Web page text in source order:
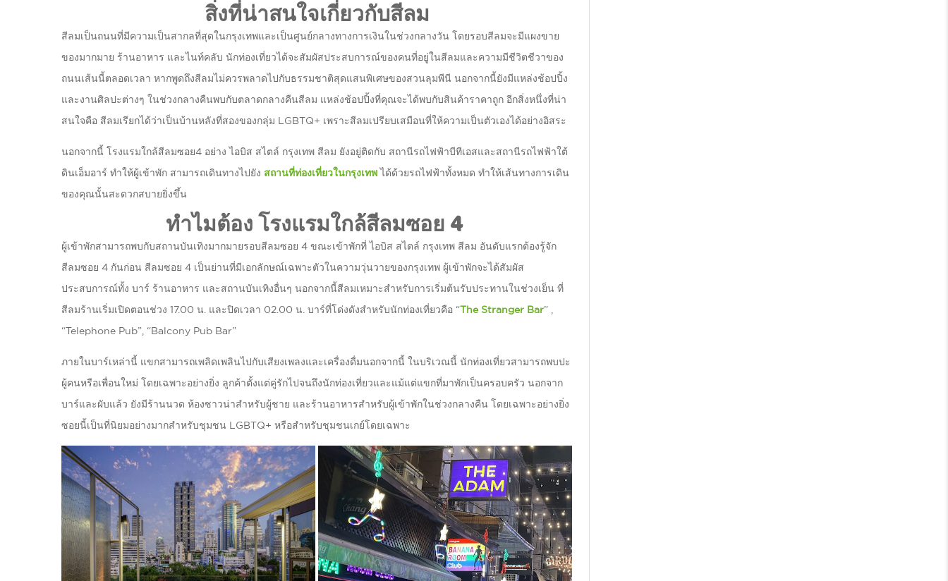
สิ่งที่น่าสนใจเกี่ยวกับสีลม
สีลมเป็นถนนที่มีความเป็นสากลที่สุดในกรุงเทพและเป็นศูนย์กลางทางการเงินในช่วงกลางวัน โดยรอบสีลมจะมีแผงขาย
ของมากมาย ร้านอาหาร และไนท์คลับ นักท่องเที่ยวได้จะสัมผัสประสบการณ์ของคนที่อยู่ในสีลมและความมีชีวิตชีวาของ
ถนนเส้นนี้ตลอดเวลา หากพูดถึงสีลมไม่ควรพลาดไปกับธรรมชาติสุดแสนพิเศษของสวนลุมพีนี นอกจากนี้ยังมีแหล่งช้อปปิ้ง
และงานศิลปะต่างๆ ในช่วงกลางคืนพบกับตลาดกลางคืนสีลม แหล่งช้อปปิ้งที่คุณจะได้พบกับสินค้าราคาถูก อีกสิ่งหนึ่งที่น่า
สนใจคือ สีลมเรียกได้ว่าเป็นบ้านหลังที่สองของกลุ่ม LGBTQ+ เพราะสีลมเปรียบเสมือนที่ให้ความเป็นตัวเองได้อย่างอิสระ
นอกจากนี้ โรงแรมใกล้สีลมซอย4 อย่าง ไอบิส สไตล์ กรุงเทพ สีลม ยังอยู่ติดกับ สถานีรถไฟฟ้าบีทีเอสและสถานีรถไฟฟ้าใต้
ดินเอ็มอาร์ ทำให้ผู้เข้าพัก สามารถเดินทางไปยัง สถานที่ท่องเที่ยวในกรุงเทพได้ด้วยรถไฟฟ้าทั้งหมด ทำให้เส้นทางการเดิน
ของคุณนั้นสะดวกสบายยิ่งขึ้น
ทำไมต้อง โรงแรมใกล้สีลมซอย 4
ผู้เข้าพักสามารถพบกับสถานบันเทิงมากมายรอบสีลมซอย 4 ขณะเข้าพักที่ ไอบิส สไตล์ กรุงเทพ สีลม อันดับแรกต้องรู้จัก
สีลมซอย 4 กันก่อน สีลมซอย 4 เป็นย่านที่มีเอกลักษณ์เฉพาะตัวในความวุ่นวายของกรุงเทพ ผู้เข้าพักจะได้สัมผัส
ประสบการณ์ทั้ง บาร์ ร้านอาหาร และสถานบันเทิงอื่นๆ นอกจากนี้สีลมเหมาะสำหรับการเริ่มต้นรับประทานในช่วงเย็น ที่
สีลมร้านเริ่มเปิดตอนช่วง 17.00 น. และปิดเวลา 02.00 น. บาร์ที่โด่งดังสำหรับนักท่องเที่ยวคือ “The Stranger Bar” ,
“Telephone Pub”, “Balcony Pub Bar”
ภายในบาร์เหล่านี้ แขกสามารถเพลิดเพลินไปกับเสียงเพลงและเครื่องดื่มนอกจากนี้ ในบริเวณนี้ นักท่องเที่ยวสามารถพบปะ
ผู้คนหรือเพื่อนใหม่ โดยเฉพาะอย่างยิ่ง ลูกค้าตั้งแต่คู่รักไปจนถึงนักท่องเที่ยวและแม้แต่แขกที่มาพักเป็นครอบครัว นอกจาก
บาร์และผับแล้ว ยังมีร้านนวด ห้องซาวน่าสำหรับผู้ชาย และร้านอาหารสำหรับผู้เข้าพักในช่วงกลางคืน โดยเฉพาะอย่างยิ่ง
ซอยนี้เป็นที่นิยมอย่างมากสำหรับชุมชน LGBTQ+ หรือสำหรับชุมชนเกย์โดยเฉพาะ